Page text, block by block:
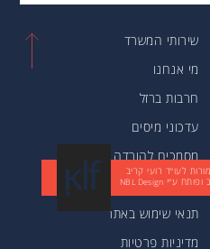
שירותי המשרד
מי אנחנו
חרבות ברזל
עדכוני מיסים
מסמכים להורדה
מאמרים
תנאי שימוש באתר
מדיניות פרטיות
לעו״ד רועי קריב
ופותח ע״י NBL Design